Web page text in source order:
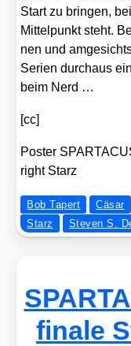
Start zu brin­gen,
Mit­tel­punkt steht.
nen und
Seri­en durch­aus
beim Nerd …
[cc]
Pos­ter
right Starz
Bob Tapert Cäsar
Starz
Steven S.
finale